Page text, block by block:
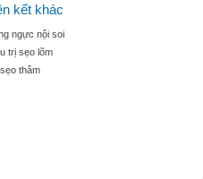
kết khác
ngực nội soi
trị sẹo lõm
thâm